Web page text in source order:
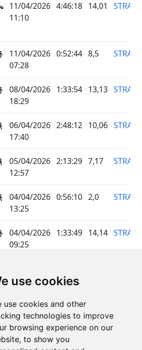
use cookies
use cookies and other
technologies to improve
browsing experience on our
to show you
11/04/2026
11:10
4:46:18 14,01 STRAVA
11/04/2026
07:28
0:52:44 8,5 STRAVA
08/04/2026
18:29
1:33:54 13,13 STRAVA
06/04/2026
17:40
2:48:12 10,06 STRAVA
05/04/2026
12:57
2:13:29 7,17 STRAVA
04/04/2026
13:25
0:56:10 2,0 STRAVA
04/04/2026
09:25
1:33:49 14,14 STRAVA
13:07
01/04/2026
18:40
1:31:46
01/04/2026 0:59:48